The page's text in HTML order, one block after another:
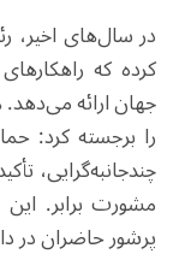
در سال‌های اخیر،
کرده که
جهان ارائه
را برجسته کرد:
چندجانبه‌گرایی،
مشورت برابر.
پرشور حاضران در